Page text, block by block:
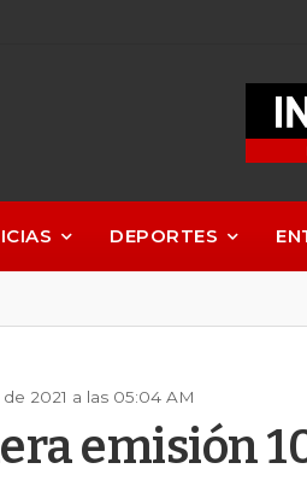
DEPORTES
2021 a las 05:04 AM
emisión